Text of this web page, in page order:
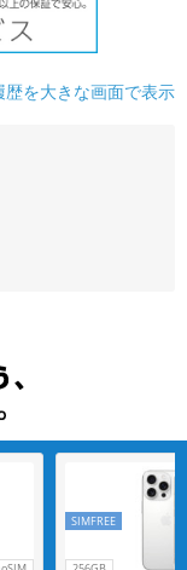
歴を大きな画面で表示
SIMFREE
月 まで